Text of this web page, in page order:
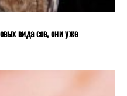
вида сов, они уже